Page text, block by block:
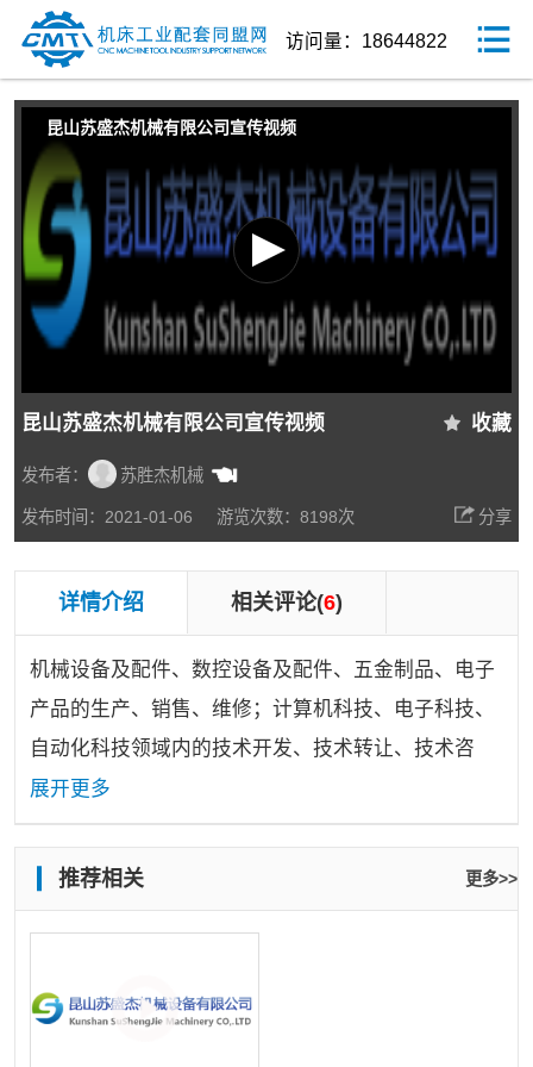
访问量：18644822
昆山苏盛杰机械有限公司宣传视频
昆山苏盛杰机械有限公司宣传视频 收藏
发布者： 苏胜杰机械
发布时间：2021-01-06 游览次数：8198次 分享
详情介绍 相关评论(6)
机械设备及配件、数控设备及配件、五金制品、电子
产品的生产、销售、维修；计算机科技、电子科技、
自动化科技领域内的技术开发、技术转让、技术咨
询、技术服务；货物及技术的进出口业务。
展开更多
推荐相关 更多>>